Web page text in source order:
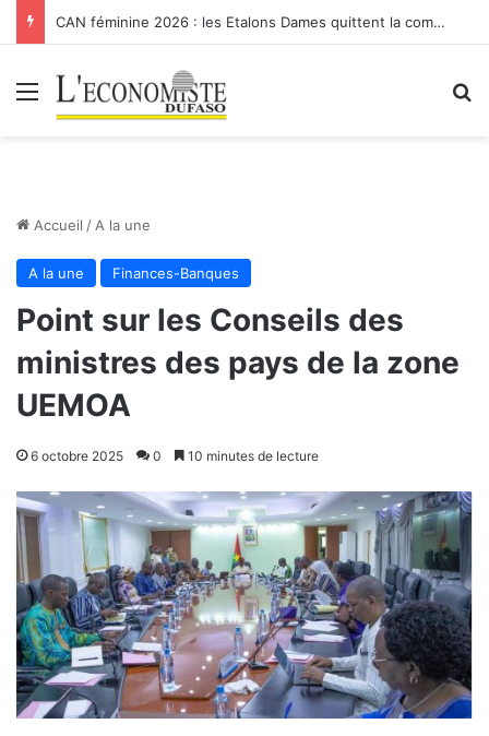
CAN féminine 2026 : les Etalons Dames quittent la compétition
Menu
Accueil / A la une
A la une Finances-Banques
Point sur les Conseils des
ministres des pays de la zone
UEMOA
6 octobre 2025 0 10 minutes de lecture